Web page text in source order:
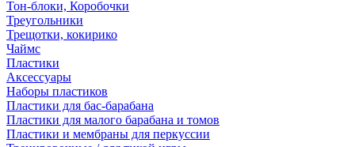
Тон-блоки, Коробочки
Треугольники
Трещотки, кокирико
Чаймс
Пластики
Аксессуары
Наборы пластиков
Пластики для бас-барабана
Пластики для малого барабана и томов
Пластики и мембраны для перкуссии